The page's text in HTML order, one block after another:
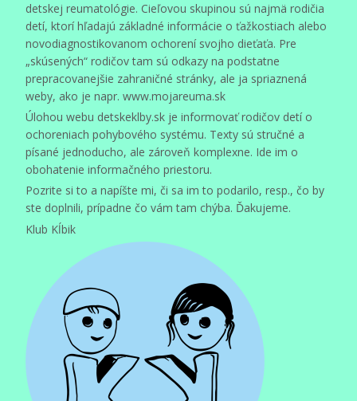
detskej reumatológie. Cieľovou skupinou sú najmä rodičia
detí, ktorí hľadajú základné informácie o ťažkostiach alebo
novodiagnostikovanom ochorení svojho dieťaťa. Pre
„skúsených“ rodičov tam sú odkazy na podstatne
prepracovanejšie zahraničné stránky, ale ja spriaznená
weby, ako je napr. www.mojareuma.sk
Úlohou webu detskeklby.sk je informovať rodičov detí o
ochoreniach pohybového systému. Texty sú stručné a
písané jednoducho, ale zároveň komplexne. Ide im o
obohatenie informačného priestoru.
Pozrite si to a napíšte mi, či sa im to podarilo, resp., čo by
ste doplnili, prípadne čo vám tam chýba. Ďakujeme.
Klub Kĺbik